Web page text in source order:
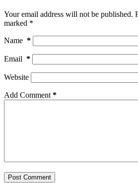
Your email address will not be published.
marked *
Name *
Email *
Website
Add Comment *
Post Comment